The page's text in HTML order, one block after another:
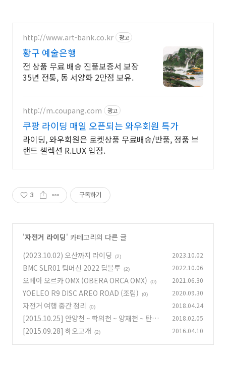
http://www.art-bank.co.kr 광고
황구 예술은행
전 상품 무료 배송 진품보증서 보장
35년 전통, 동 서양화 2만점 보유.
http://m.coupang.com 광고
쿠팡 라이딩 매일 오픈되는 와우회원 특가
라이딩, 와우회원은 로켓상품 무료배송/반품, 정품 브
랜드 셀렉션 R.LUX 입점.
3 구독하기
'자전거 라이딩' 카테고리의 다른 글
(2023.10.02) 오산까지 라이딩
(2) 2023.10.02
BMC SLR01 팀머신 2022 딥블루 (2) 2022.10.06
오베아 오르카 OMX (OBERA ORCA OMX) (0) 2021.06.30
YOELEO R9 DISC AREO ROAD (조립) (0) 2020.09.30
자전거 여행 중간 정리 (0) 2018.04.24
[2015.10.25] 안양천 ~ 학의천 ~ 양재천 ~ 탄천
(0)
2018.02.05
[2015.09.28] 하오고개 (2) 2016.04.10